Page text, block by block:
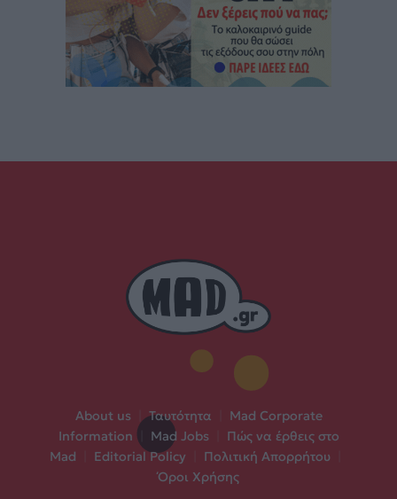
About us Ταυτότητα
Mad Corporate
Information
Mad Jobs
Πώς να έρθεις στο
Mad
Editorial Policy Πολιτική Απορρήτου
Όροι Χρήσης